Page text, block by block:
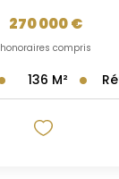
270 000 €
honoraires compris
136 M²